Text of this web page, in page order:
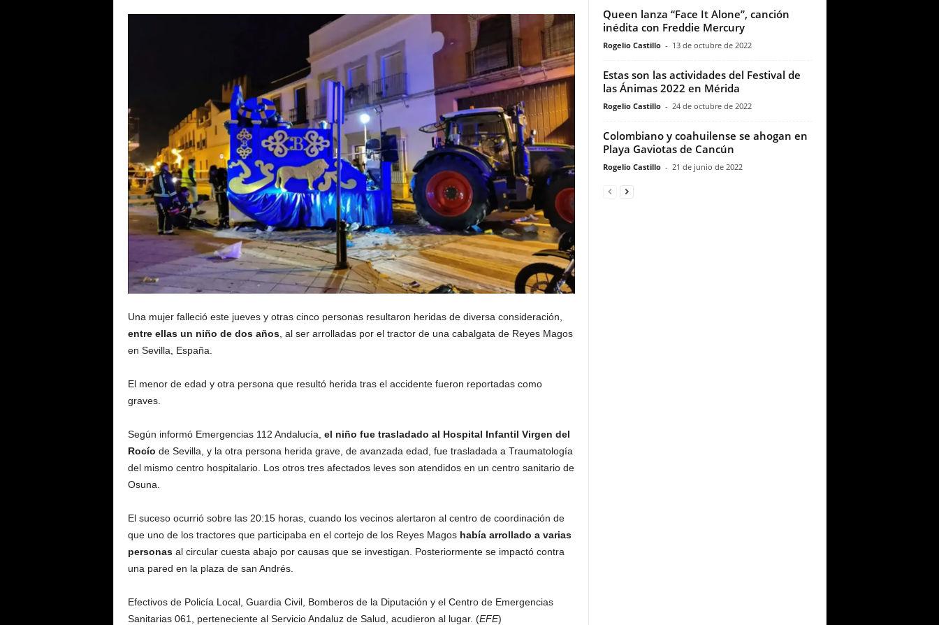
Una mujer falleció este jueves y otras cinco personas resultaron heridas de diversa consideración,
entre ellas un niño de dos años, al ser arrolladas por el tractor de una cabalgata de Reyes Magos
en Sevilla, España.
El menor de edad y otra persona que resultó herida tras el accidente fueron reportadas como
graves.
Según informó Emergencias 112 Andalucía, el niño fue trasladado al Hospital Infantil Virgen del
Rocío de Sevilla, y la otra persona herida grave, de avanzada edad, fue trasladada a Traumatología
del mismo centro hospitalario. Los otros tres afectados leves son atendidos en un centro sanitario de
Osuna.
El suceso ocurrió sobre las 20:15 horas, cuando los vecinos alertaron al centro de coordinación de
que uno de los tractores que participaba en el cortejo de los Reyes Magos había arrollado a varias
personasal circular cuesta abajo por causas que se investigan. Posteriormente se impactó contra
una pared en la plaza de san Andrés.
Efectivos de Policía Local, Guardia Civil, Bomberos de la Diputación y el Centro de Emergencias
Sanitarias 061, perteneciente al Servicio Andaluz de Salud, acudieron al lugar. (EFE)
Queen lanza “Face It Alone”, canción
inédita con Freddie Mercury
Rogelio Castillo - 13 de octubre de 2022
Estas son las actividades del Festival de
las Ánimas 2022 en Mérida
Rogelio Castillo - 24 de octubre de 2022
Colombiano y coahuilense se ahogan en
Playa Gaviotas de Cancún
Rogelio Castillo - 21 de junio de 2022